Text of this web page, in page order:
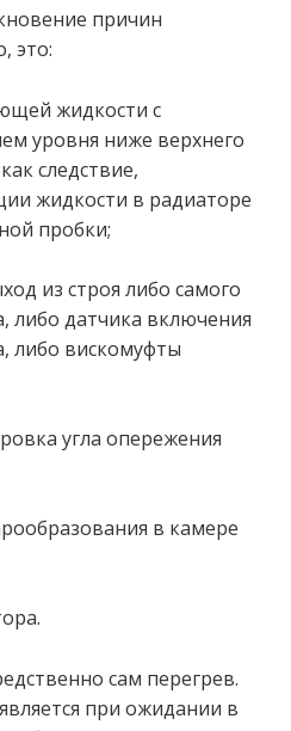
причин
это:
жидкости с
уровня ниже верхнего
следствие,
жидкости в радиаторе
пробки;
из строя либо самого
либо датчика включения
либо вискомуфты
угла опережения
в камере
сам перегрев.
при ожидании в